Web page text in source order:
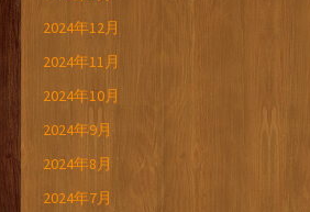
2024年12月
2024年11月
2024年10月
2024年9月
2024年8月
2024年7月